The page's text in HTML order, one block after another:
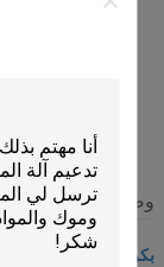
Delivery
Ability:
وصف
بكرات البولي يوريثان